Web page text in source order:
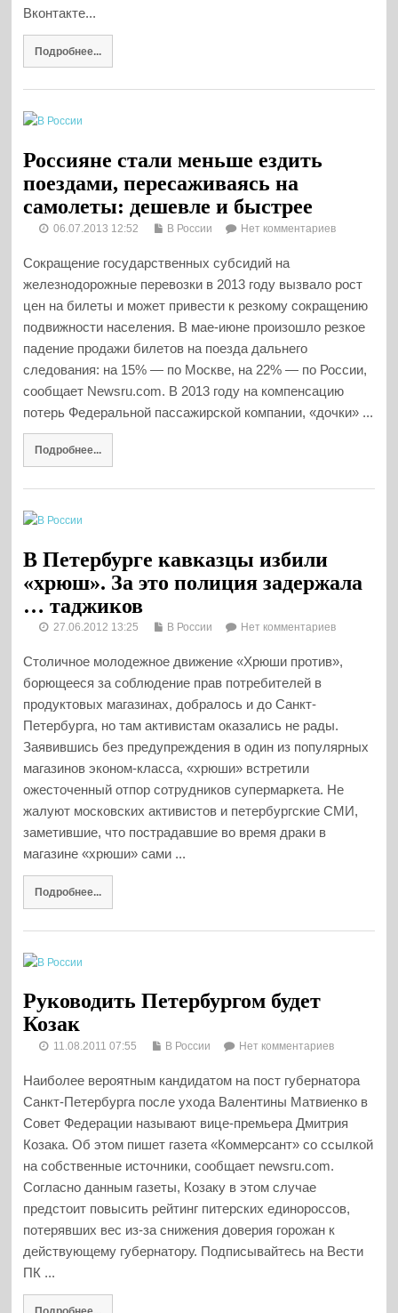
Вконтакте...
Подробнее...
Россияне стали меньше ездить
поездами, пересаживаясь на
самолеты: дешевле и быстрее
06.07.2013 12:52 В России Нет комментариев
Сокращение государственных субсидий на
железнодорожные перевозки в 2013 году вызвало рост
цен на билеты и может привести к резкому сокращению
подвижности населения. В мае-июне произошло резкое
падение продажи билетов на поезда дальнего
следования: на 15% — по Москве, на 22% — по России,
сообщает Newsru.com. В 2013 году на компенсацию
потерь Федеральной пассажирской компании, «дочки» ...
Подробнее...
В Петербурге кавказцы избили
«хрюш». За это полиция задержала
… таджиков
27.06.2012 13:25 В России Нет комментариев
Столичное молодежное движение «Хрюши против»,
борющееся за соблюдение прав потребителей в
продуктовых магазинах, добралось и до Санкт-
Петербурга, но там активистам оказались не рады.
Заявившись без предупреждения в один из популярных
магазинов эконом-класса, «хрюши» встретили
ожесточенный отпор сотрудников супермаркета. Не
жалуют московских активистов и петербургские СМИ,
заметившие, что пострадавшие во время драки в
магазине «хрюши» сами ...
Подробнее...
Руководить Петербургом будет
Козак
11.08.2011 07:55 В России Нет комментариев
Наиболее вероятным кандидатом на пост губернатора
Санкт-Петербурга после ухода Валентины Матвиенко в
Совет Федерации называют вице-премьера Дмитрия
Козака. Об этом пишет газета «Коммерсант» со ссылкой
на собственные источники, сообщает newsru.com.
Согласно данным газеты, Козаку в этом случае
предстоит повысить рейтинг питерских единороссов,
потерявших вес из-за снижения доверия горожан к
действующему губернатору. Подписывайтесь на Вести
ПК ...
Подробнее...